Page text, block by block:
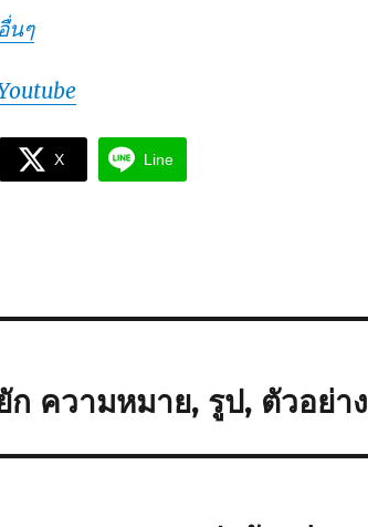
นๆ
X Line
ความหมาย, รูป, ตัวอย่าง